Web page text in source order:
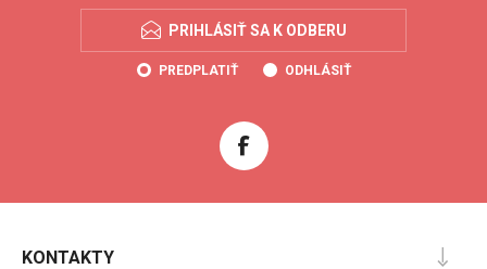
PRIHLÁSIŤ SA K ODBERU
PREDPLATIŤ ODHLÁSIŤ
KONTAKTY